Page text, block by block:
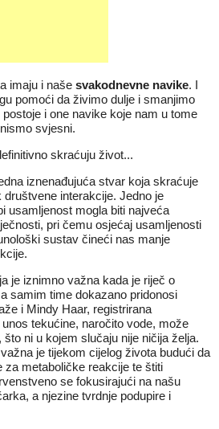
imaju i naše svakodnevne navike. I
pomoći da živimo dulje i smanjimo
i one navike koje nam u tome
svjesni.
skraćuju život...
iznenađujuća stvar koja skraćuje
interakcije. Jedno je
usamljenost mogla biti najveća
pri čemu osjećaj usamljenosti
sustav čineći nas manje
je iznimno važna kada je riječ o
samim time dokazano pridonosi
i Mindy Haar, registrirana
tekućine, naročito vode, može
ni u kojem slučaju nije ničija želja.
je tijekom cijelog života budući da
za metaboličke reakcije te štiti
se fokusirajući na našu
a njezine tvrdnje podupire i